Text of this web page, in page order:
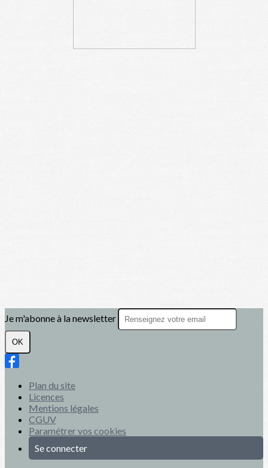
Je m'abonne à la newsletter
OK
Plan du site
Licences
Mentions légales
CGUV
Paramétrer vos cookies
Se connecter